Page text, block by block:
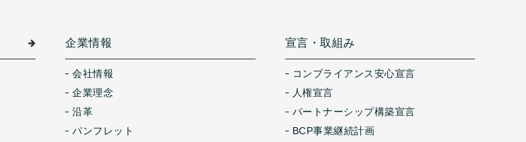
企業情報
会社情報
企業理念
沿革
パンフレット
宣言・取組み
コンプライアンス安心宣言
人権宣言
パートナーシップ構築宣言
BCP事業継続計画